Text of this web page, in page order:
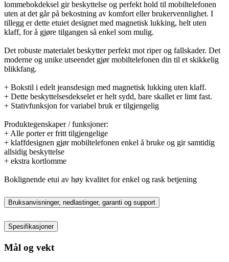
lommebokdeksel gir beskyttelse og perfekt hold til mobiltelefonen
uten at det går på bekostning av komfort eller brukervennlighet. I
tillegg er dette etuiet designet med magnetisk lukking, helt uten
klaff, for å gjøre tilgangen så enkel som mulig.
Det robuste materialet beskytter perfekt mot riper og fallskader. Det
moderne og unike utseendet gjør mobiltelefonen din til et skikkelig
blikkfang.
+ Bokstil i edelt jeansdesign med magnetisk lukking uten klaff.
+ Dette beskyttelsesdekselet er helt sydd, bare skallet er limt fast.
+ Stativfunksjon for variabel bruk er tilgjengelig
Produktegenskaper / funksjoner:
+ Alle porter er fritt tilgjengelige
+ klaffdesignen gjør mobiltelefonen enkel å bruke og gir samtidig
allsidig beskyttelse
+ ekstra kortlomme
Boklignende etui av høy kvalitet for enkel og rask betjening
Bruksanvisninger, nedlastinger, garanti og support
Spesifikasjoner
Mål og vekt